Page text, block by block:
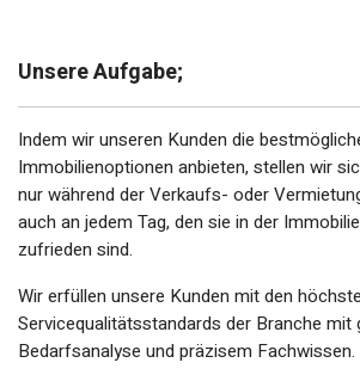
Unsere Aufgabe;
Indem wir unseren Kunden die
Immobilienoptionen anbieten, stellen wir
nur während der Verkaufs- oder
auch an jedem Tag, den sie in der
zufrieden sind.
Wir erfüllen unsere Kunden mit den
Servicequalitätsstandards der Branche mit
Bedarfsanalyse und präzisem Fachwissen.